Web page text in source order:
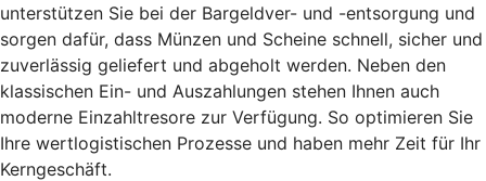
unterstützen Sie bei der Bargeldver- und -entsorgung und
sorgen dafür, dass Münzen und Scheine schnell, sicher und
zuverlässig geliefert und abgeholt werden. Neben den
klassischen Ein- und Auszahlungen stehen Ihnen auch
moderne Einzahltresore zur Verfügung. So optimieren Sie
Ihre wertlogistischen Prozesse und haben mehr Zeit für Ihr
Kerngeschäft.